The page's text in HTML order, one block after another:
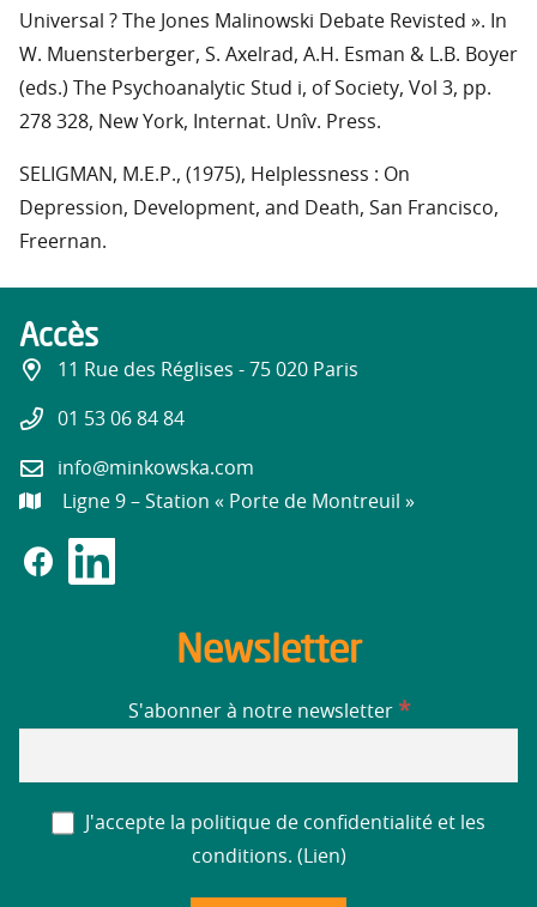
Universal ? The Jones Malinowski Debate Revisted ». In
W. Muensterberger, S. Axelrad, A.H. Esman & L.B. Boyer
(eds.) The Psychoanalytic Stud i, of Society, Vol 3, pp.
278 328, New York, Internat. Unîv. Press.
SELIGMAN, M.E.P., (1975), Helplessness : On
Depression, Development, and Death, San Francisco,
Freernan.
Accès
11 Rue des Réglises - 75 020 Paris
01 53 06 84 84
info@minkowska.com
Ligne 9 – Station « Porte de Montreuil »
Newsletter
S'abonner à notre newsletter *
J'accepte la politique de confidentialité et les
conditions. ( Lien)